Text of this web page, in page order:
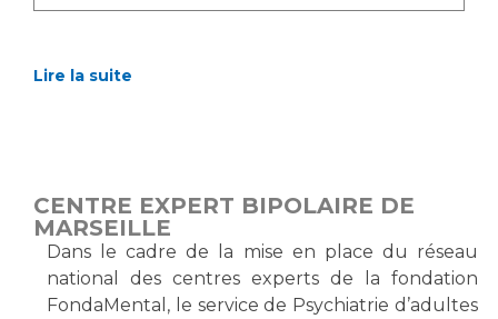
Lire la suite
CENTRE EXPERT BIPOLAIRE DE
MARSEILLE
Dans le cadre de la mise en place du réseau
national des centres experts de la fondation
FondaMental, le service de Psychiatrie d’adultes